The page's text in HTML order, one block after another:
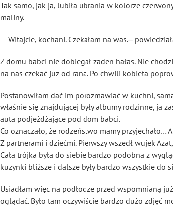
Tak samo, jak ja, lubiła ubrania w kolorze
maliny.
— Witajcie, kochani. Czekałam na was.‒
Z domu babci nie dobiegał żaden hałas. Nie
na nas czekać już od rana. Po chwili kobieta
Postanowiłam dać im porozmawiać w kuchni,
właśnie się znajdującej były albumy rodzinne, ja
auta podjeżdżające pod dom babci.
Co oznaczało, że rodzeństwo mamy
Z partnerami i dziećmi. Pierwszy wszedł wujek
Cała trójka była do siebie bardzo podobna z
kuzynki bliższe i dalsze były bardzo wszystkie do
Usiadłam więc na podłodze przed wspomnianą
oglądać. Było tam oczywiście bardzo dużo zdjęć